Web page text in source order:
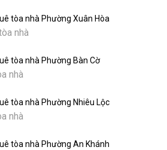
tòa nhà Phường Xuân Hòa
nhà
tòa nhà Phường Bàn Cờ
nhà
tòa nhà Phường Nhiêu Lộc
nhà
tòa nhà Phường An Khánh